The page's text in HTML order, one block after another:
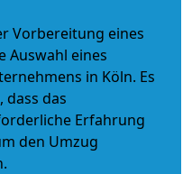
Vorbereitung eines
Auswahl eines
in Köln. Es
dass das
Erfahrung
den Umzug